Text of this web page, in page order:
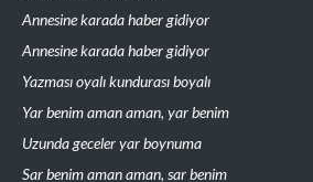
Annesine karada haber gidiyor
Annesine karada haber gidiyor
Yazması oyalı kundurası boyalı
Yar benim aman aman, yar benim
Uzunda geceler yar boynuma
Sar benim aman aman, sar benim